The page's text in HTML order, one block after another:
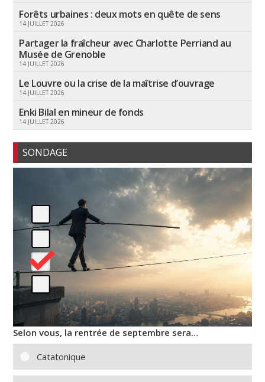
Forêts urbaines : deux mots en quête de sens
14 JUILLET 2026
Partager la fraîcheur avec Charlotte Perriand au
Musée de Grenoble
14 JUILLET 2026
Le Louvre ou la crise de la maîtrise d’ouvrage
14 JUILLET 2026
Enki Bilal en mineur de fonds
14 JUILLET 2026
SONDAGE
Selon vous, la rentrée de septembre sera…
Catatonique